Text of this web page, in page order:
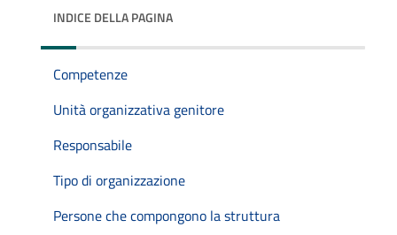
INDICE DELLA PAGINA
Competenze
Unità organizzativa genitore
Responsabile
Tipo di organizzazione
Persone che compongono la struttura